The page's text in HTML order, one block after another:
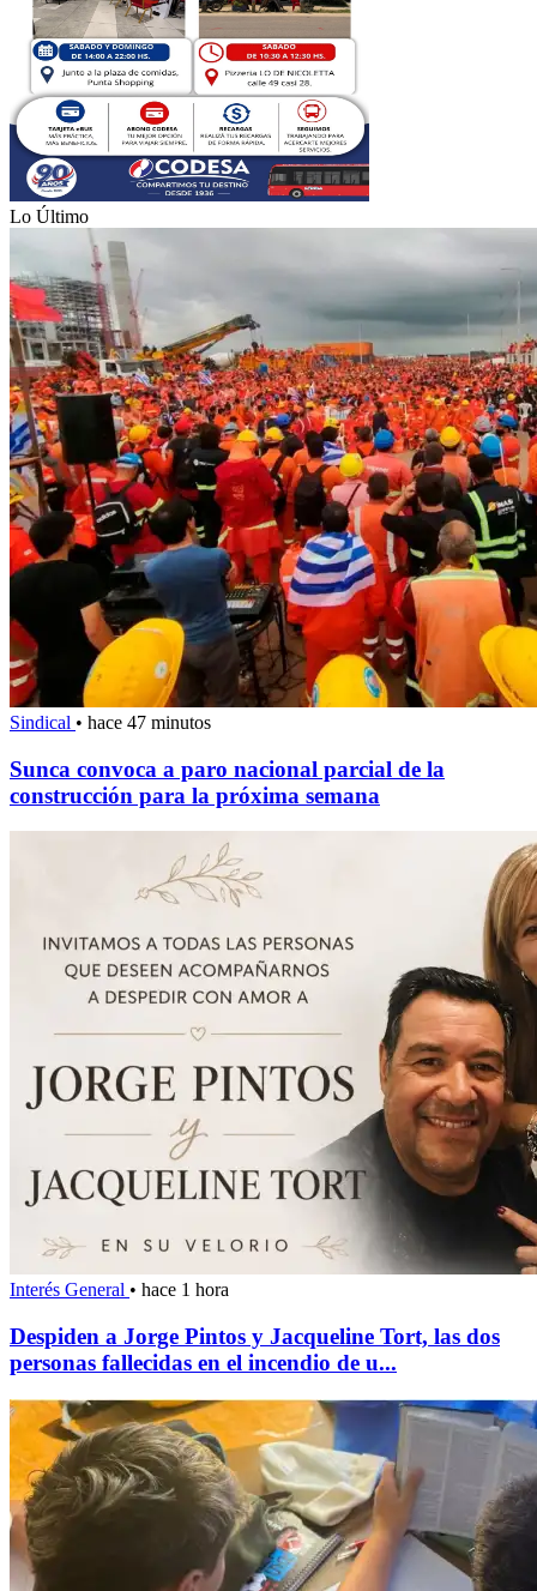
Lo Último
Sindical • hace 47 minutos
Sunca convoca a paro nacional parcial de la
construcción para la próxima semana
Interés General • hace 1 hora
Despiden a Jorge Pintos y Jacqueline Tort, las dos
personas fallecidas en el incendio de u...